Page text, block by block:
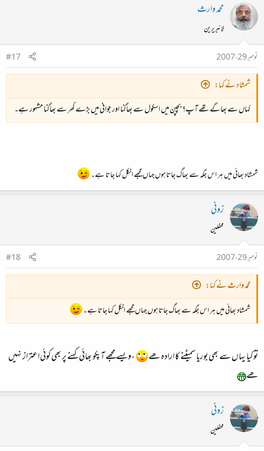
محمد وارث
لائبریرین
نومبر 29، 2007
#17
شمشاد نے کہا:
کہاں سے بھاگے تھے آپ؟ بچپن میں اسکول سے بھاگنا اور جوانی میں بڑے گھر سے بھاگنا مشہور ہے۔
شمشاد بھائی میں ہر اس جگہ سے بھاگ جاتا ہوں جہاں مجھے انکل کہا جاتا ہے۔
زونی
محفلین
نومبر 29، 2007
#18
محمد وارث نے کہا:
شمشاد بھائی میں ہر اس جگہ سے بھاگ جاتا ہوں جہاں مجھے انکل کہا جاتا ہے۔
تو کیا یہاں سے بھی بوریا سمیٹنے کا ارادہ ھے
،ویسے مجھے آپکو بھائی کہنے پر بھی کوئی اعتراز نہیں
ھے
زونی
محفلین